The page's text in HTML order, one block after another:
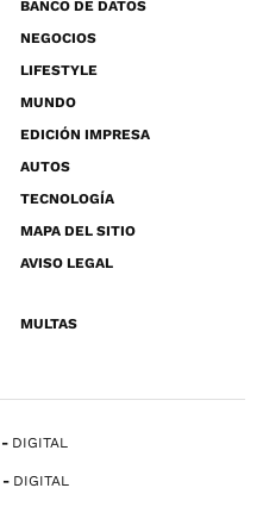
BANCO DE DATOS
NEGOCIOS
LIFESTYLE
MUNDO
EDICIÓN IMPRESA
AUTOS
TECNOLOGÍA
MAPA DEL SITIO
AVISO LEGAL
MULTAS
DIGITAL
DIGITAL